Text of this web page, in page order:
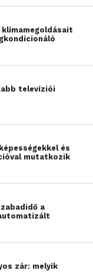
klímamegoldásait
televíziói
és
mutatkozik
a
zár: melyik